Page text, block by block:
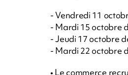
- Vendredi 11
- Mardi 15 octobre
- Jeudi 17 octobre
- Mardi 22 octobre
• Le commerce